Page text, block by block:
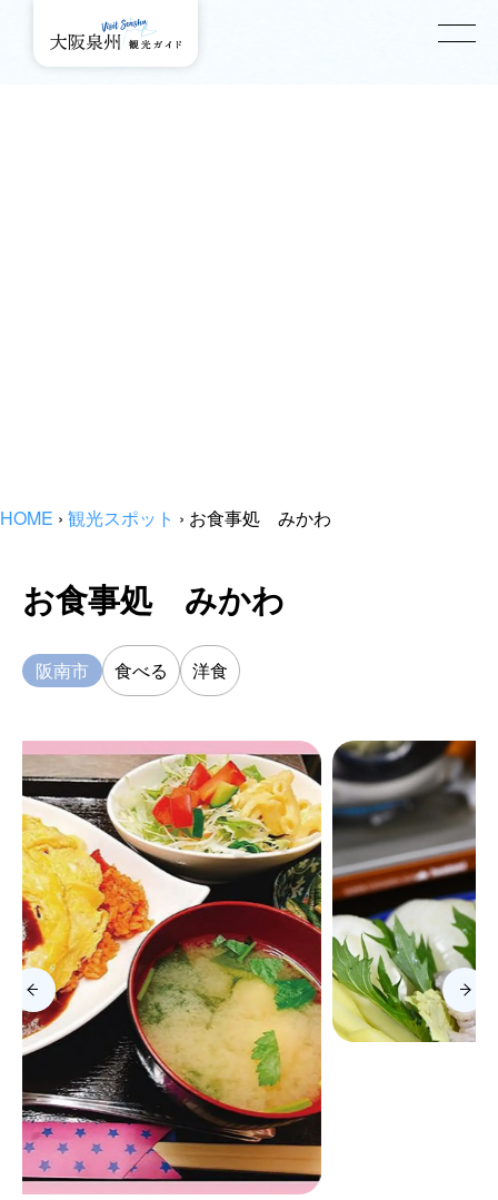
HOME › 観光スポット › お食事処 みかわ
お食事処 みかわ
阪南市 食べる 洋食